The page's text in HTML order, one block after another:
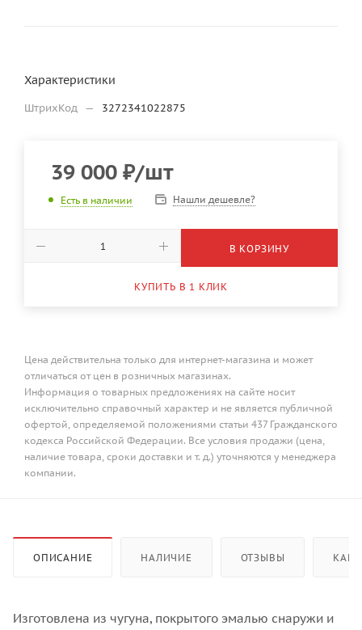
Характеристики
ШтрихКод — 3272341022875
39 000 ₽/шт
Есть в наличии Нашли дешевле?
В КОРЗИНУ
КУПИТЬ В 1 КЛИК
Цена действительна только для интернет-магазина и может
отличаться от цен в розничных магазинах.
Информация о товарных предложениях на сайте носит
исключительно справочный характер и не является публичной
офертой, определяемой положениями статьи 437 Гражданского
кодекса Российской Федерации. Все условия продажи (цена,
наличие товара, сроки доставки и т. д.) уточняются у менеджера
компании.
ОПИСАНИЕ НАЛИЧИЕ ОТЗЫВЫ КАК
Изготовлена из чугуна, покрытого эмалью снаружи и